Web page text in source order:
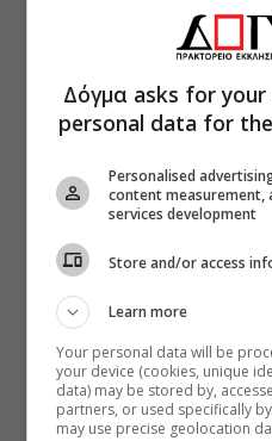
Δόγμα asks for
personal data for
Personalised
content measurement,
services development
Store and/or access
Learn more
Your personal data will be
your device (cookies, unique
data) may be stored by,
partners, or used specifically
may use precise geolocation